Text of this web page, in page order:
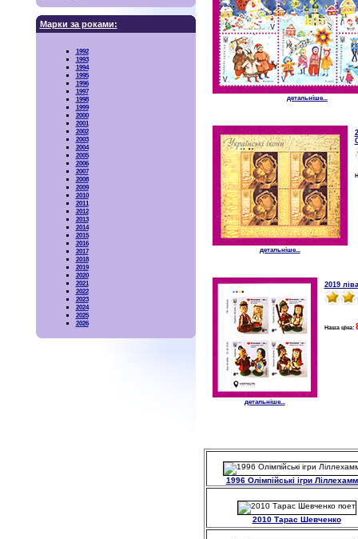
Марки за роками:
1992
1993
1994
1995
1996
1997
1998
1999
2000
2001
2002
2003
2004
2005
2006
2007
2008
2009
2010
2011
2012
2013
2014
2015
2016
2017
2018
2019
2020
2021
2022
2023
2024
2025
2026
детальніше...
детальніше...
детальніше...
2019
Наша ціна:
1996 Олімпійські ігри
2010 Тарас Шевченко